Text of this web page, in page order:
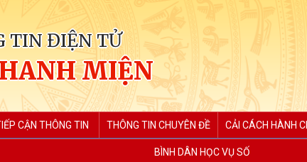
TIN ĐIỆN TỬ
MIỆN
CẬN THÔNG TIN THÔNG TIN CHUYÊN ĐỀ CẢI CÁCH HÀNH
BÌNH DÂN HỌC VỤ SỐ